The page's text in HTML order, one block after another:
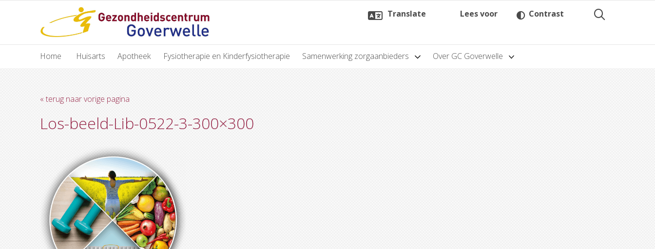
Translate Lees voor Contrast
Home Huisarts Apotheek Fysiotherapie en Kinderfysiotherapie Samenwerking zorgaanbieders Over GC Goverwelle
« terug naar vorige pagina
Los-beeld-Lib-0522-3-300×300